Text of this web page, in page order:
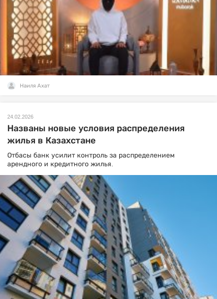
Наиля Ахат
24.02.2026
Названы новые условия распределения
жилья в Казахстане
Отбасы банк усилит контроль за распределением
арендного и кредитного жилья.